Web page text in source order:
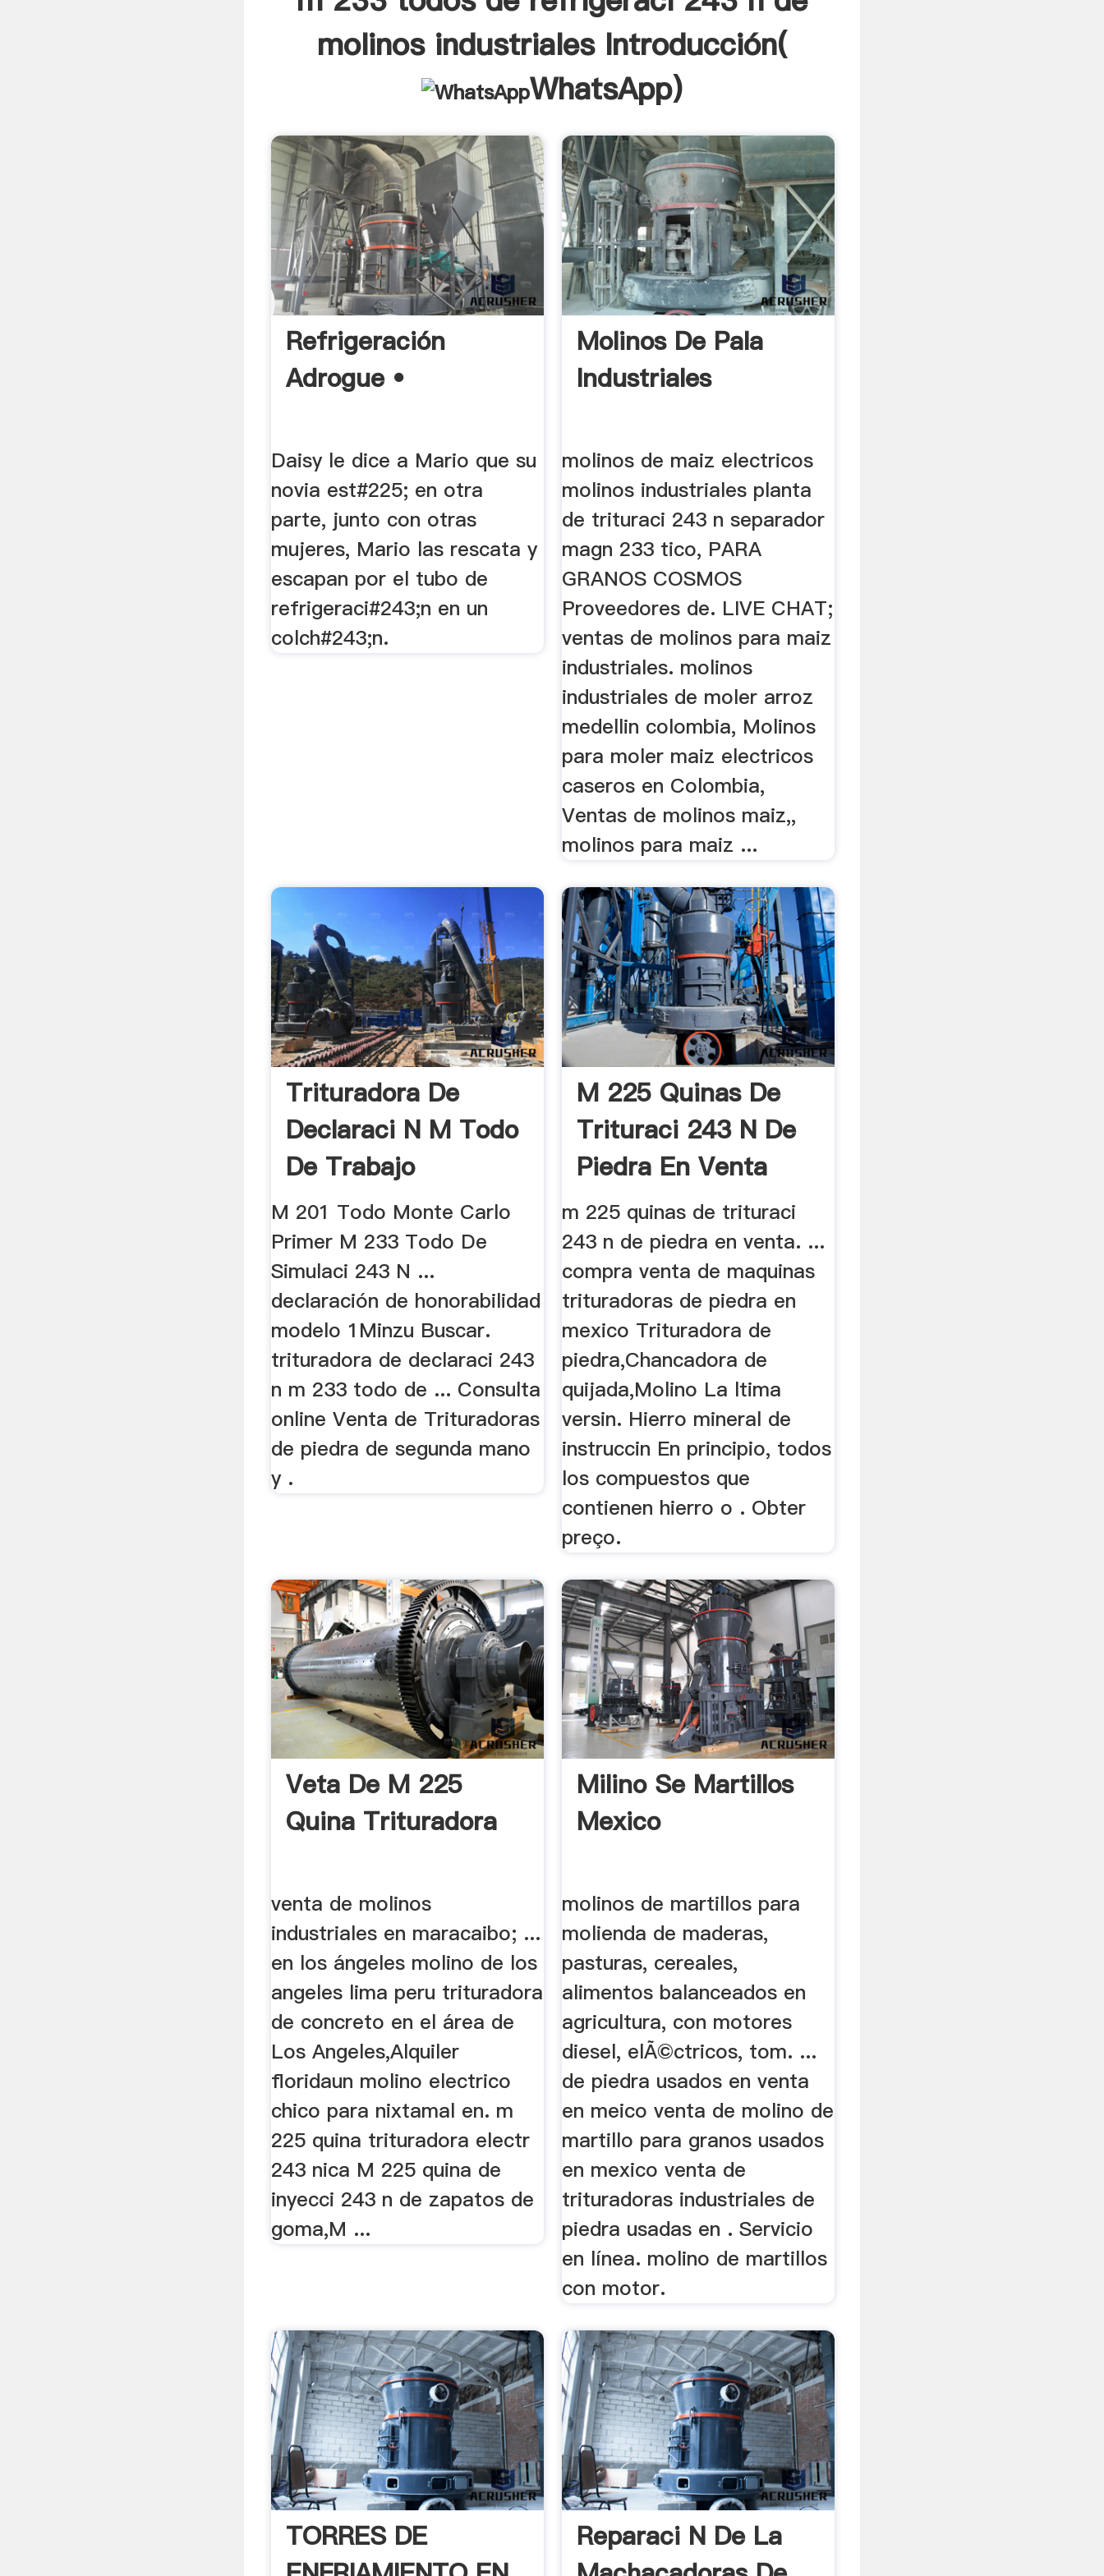
molinos industriales Introducción(
WhatsApp)
Refrigeración
Adrogue •
Daisy le dice a Mario que su
novia est#225; en otra
parte, junto con otras
mujeres, Mario las rescata y
escapan por el tubo de
refrigeraci#243;n en un
colch#243;n.
Molinos De Pala
Industriales
molinos de maiz electricos
molinos industriales planta
de trituraci 243 n separador
magn 233 tico, PARA
GRANOS COSMOS
Proveedores de. LIVE CHAT;
ventas de molinos para maiz
industriales. molinos
industriales de moler arroz
medellin colombia, Molinos
para moler maiz electricos
caseros en Colombia,
Ventas de molinos maiz,,
molinos para maiz ...
Trituradora De
Declaraci N M Todo
De Trabajo
M 201 Todo Monte Carlo
Primer M 233 Todo De
Simulaci 243 N ...
declaración de honorabilidad
modelo 1Minzu Buscar.
trituradora de declaraci 243
n m 233 todo de ... Consulta
online Venta de Trituradoras
de piedra de segunda mano
y .
M 225 Quinas De
Trituraci 243 N De
Piedra En Venta
m 225 quinas de trituraci
243 n de piedra en venta. ...
compra venta de maquinas
trituradoras de piedra en
mexico Trituradora de
piedra,Chancadora de
quijada,Molino La ltima
versin. Hierro mineral de
instruccin En principio, todos
los compuestos que
contienen hierro o . Obter
preço.
Veta De M 225
Quina Trituradora
venta de molinos
industriales en maracaibo; ...
en los ángeles molino de los
angeles lima peru trituradora
de concreto en el área de
Los Angeles,Alquiler
floridaun molino electrico
chico para nixtamal en. m
225 quina trituradora electr
243 nica M 225 quina de
inyecci 243 n de zapatos de
goma,M ...
Milino Se Martillos
Mexico
molinos de martillos para
molienda de maderas,
pasturas, cereales,
alimentos balanceados en
agricultura, con motores
diesel, elÃ©ctricos, tom. ...
de piedra usados en venta
en meico venta de molino de
martillo para granos usados
en mexico venta de
trituradoras industriales de
piedra usadas en . Servicio
en línea. molino de martillos
con motor.
TORRES DE
Reparaci N De La